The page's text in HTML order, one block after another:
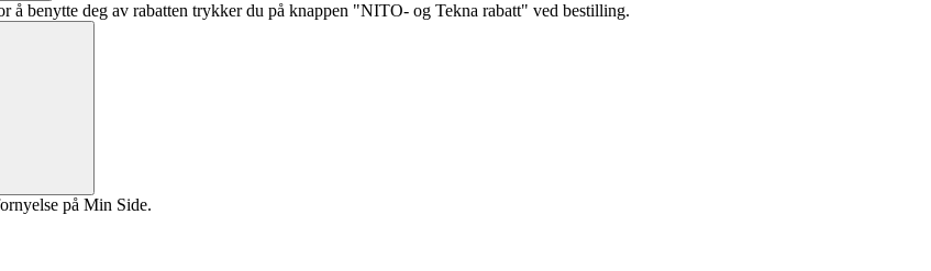
benytte deg av rabatten trykker du på knappen "NITO- og Tekna rabatt" ved bestilling.
på Min Side.